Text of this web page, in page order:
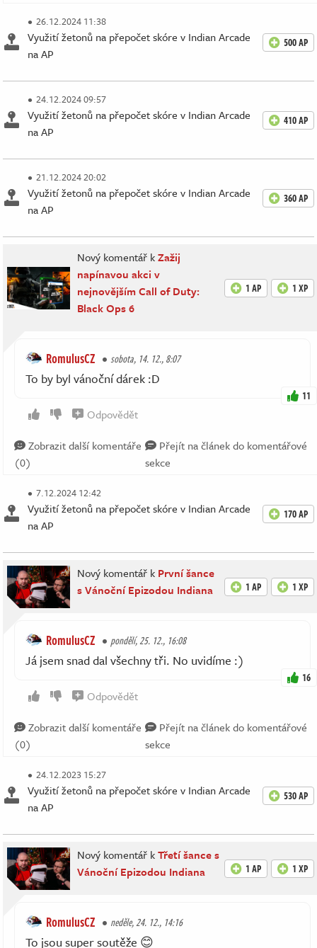
26.12.2024 11:38
Využití žetonů na přepočet skóre v Indian Arcade
na AP
500 AP
24.12.2024 09:57
Využití žetonů na přepočet skóre v Indian Arcade
na AP
410 AP
21.12.2024 20:02
Využití žetonů na přepočet skóre v Indian Arcade
na AP
360 AP
Nový komentář kZažij
napínavou akci v
nejnovějším Call of Duty:
Black Ops 6
1 AP 1 XP
RomulusCZ sobota, 14. 12., 8:07
To by byl vánoční dárek :D
11
Odpovědět
Zobrazit další komentáře
(0)
Přejít na článek do komentářové
sekce
7.12.2024 12:42
Využití žetonů na přepočet skóre v Indian Arcade
na AP
170 AP
Nový komentář k První šance
s Vánoční Epizodou Indiana
1 AP 1 XP
RomulusCZ pondělí, 25. 12., 16:08
Já jsem snad dal všechny tři. No uvidíme :)
16
Odpovědět
Zobrazit další komentáře
(0)
Přejít na článek do komentářové
sekce
24.12.2023 15:27
Využití žetonů na přepočet skóre v Indian Arcade
na AP
530 AP
Nový komentář kTřetí šance s
Vánoční Epizodou Indiana
1 AP 1 XP
RomulusCZ neděle, 24. 12., 14:16
To jsou super soutěže 😊